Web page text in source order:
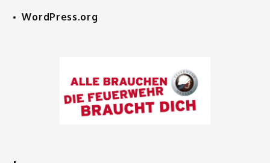
WordPress.org